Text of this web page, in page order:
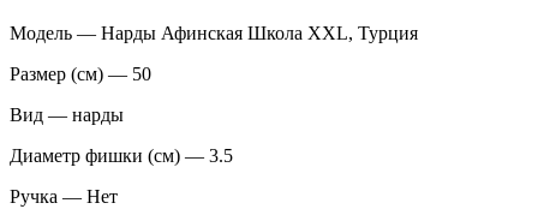
Модель — Нарды Афинская Школа XXL, Турция
Размер (см) — 50
Вид — нарды
Диаметр фишки (см) — 3.5
Ручка — Нет